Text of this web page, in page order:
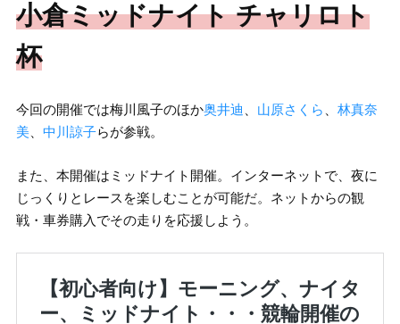
小倉ミッドナイト チャリロト
杯
今回の開催では梅川風子のほか奥井迪 山原さくら
林真奈
美、 中川諒子らが参戦。
また、本開催はミッドナイト開催。インターネットで、夜に
じっくりとレースを楽しむことが可能だ。ネットからの観
戦・車券購入でその走りを応援しよう。